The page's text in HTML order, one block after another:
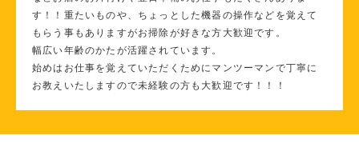
す！！重たいものや、ちょっとした機器の操作などを覚えて
もらう事もありますがお掃除が好きな方大歓迎です。
幅広い年齢のかたが活躍されています。
始めはお仕事を覚えていただくためにマンツーマンで丁寧に
お教えいたしますので未経験の方も大歓迎です！！！